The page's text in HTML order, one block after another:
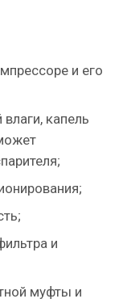
и его
капель
и
муфты и